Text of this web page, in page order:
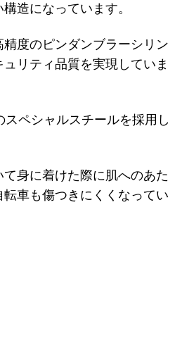
造になっています。
精度のピンダンブラーシリン
リティ品質を実現していま
スペシャルスチールを採用し
身に着けた際に肌へのあた
転車も傷つきにくくなってい